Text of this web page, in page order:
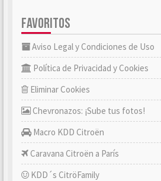
FAVORITOS
Aviso Legal y Condiciones de Uso
Política de Privacidad y Cookies
Eliminar Cookies
Chevronazos: ¡Sube tus fotos!
Macro KDD Citroën
Caravana Citroën a París
KDD´s CitröFamily